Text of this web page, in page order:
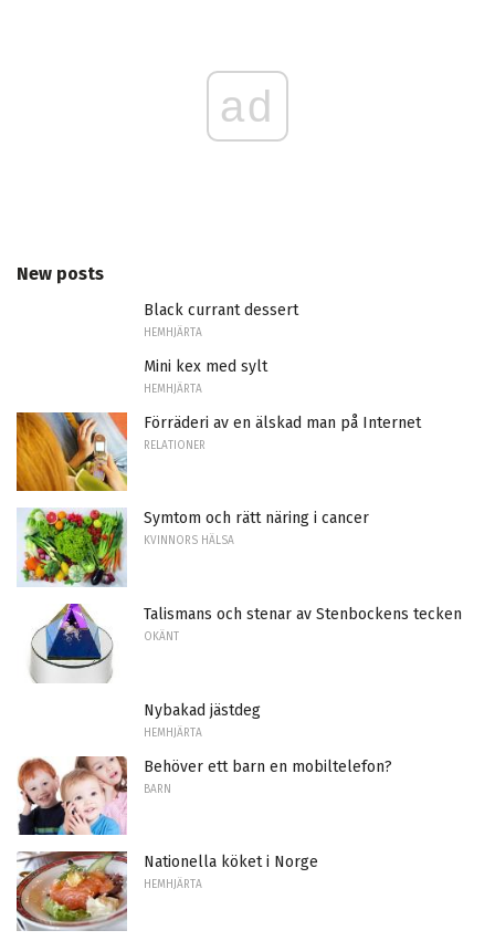
ad
New posts
Black currant dessert
HEMHJÄRTA
Mini kex med sylt
HEMHJÄRTA
Förräderi av en älskad man på Internet
RELATIONER
Symtom och rätt näring i cancer
KVINNORS HÄLSA
Talismans och stenar av Stenbockens tecken
OKÄNT
Nybakad jästdeg
HEMHJÄRTA
Behöver ett barn en mobiltelefon?
BARN
Nationella köket i Norge
HEMHJÄRTA